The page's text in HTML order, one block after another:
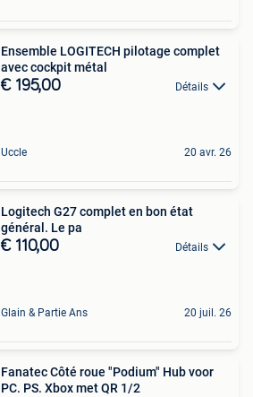
Ensemble LOGITECH pilotage complet
avec cockpit métal
€ 195,00 Détails
Uccle 20 avr. 26
Logitech G27 complet en bon état
général. Le pa
€ 110,00 Détails
Glain & Partie Ans 20 juil. 26
Fanatec Côté roue "Podium" Hub voor
PC. PS. Xbox met QR 1/2